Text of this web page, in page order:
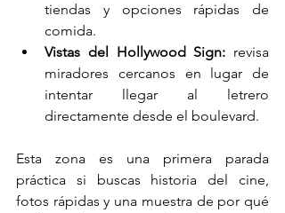
tiendas y opciones rápidas de
comida.
Vistas del Hollywood Sign: revisa
miradores cercanos en lugar de
intentar llegar al letrero
directamente desde el boulevard.
Esta zona es una primera parada
práctica si buscas historia del cine,
fotos rápidas y una muestra de por qué